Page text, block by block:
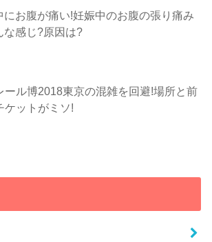
にお腹が痛い!妊娠中のお腹の張り痛み
な感じ?原因は?
ール博2018東京の混雑を回避!場所と前
ケットがミソ!